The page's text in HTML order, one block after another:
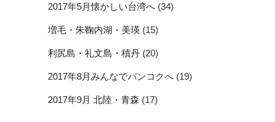
2017年5月懐かしい台湾へ (34)
増毛・朱鞠内湖・美瑛 (15)
利尻島・礼文島・積丹 (20)
2017年8月みんなでバンコクへ (19)
2017年9月 北陸・青森 (17)